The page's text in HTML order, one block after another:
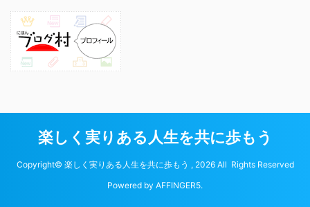
楽しく実りある人生を共に歩もう
Copyright© 楽しく実りある人生を共に歩もう , 2026 All Rights Reserved
Powered by AFFINGER5.